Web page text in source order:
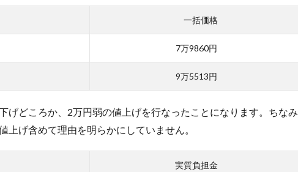
一括価格
7万9860円
9万5513円
げどころか、2万円弱の値上げを行なったことになります。ちなみ
上げ含めて理由を明らかにしていません。
実質負担金